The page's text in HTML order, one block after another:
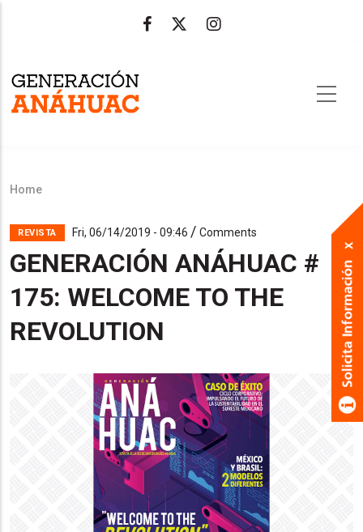
main
content
Breadcrumb
Home
REVISTA Fri, 06/14/2019 - 09:46 / Comments
GENERACIÓN ANÁHUAC #
175: WELCOME TO THE
REVOLUTION